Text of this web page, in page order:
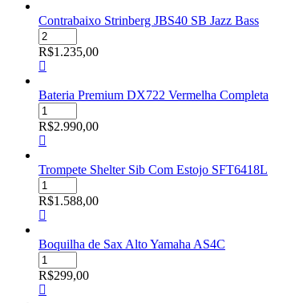
Com
Estojo
quantidade
Contrabaixo Strinberg JBS40 SB Jazz Bass
Contrabaixo
Strinberg
JBS40
Jazz
Bass
quantidade
R$1.235,00
Bateria Premium DX722 Vermelha Completa
Bateria
Premium
DX722
Completa
quantidade
R$2.990,00
Trompete Shelter Sib Com Estojo SFT6418L
Trompete
Shelter
Sib
Estojo
SFT6418L
quantidade
R$1.588,00
Boquilha de Sax Alto Yamaha AS4C
Boquilha
de
Sax
R$299,00